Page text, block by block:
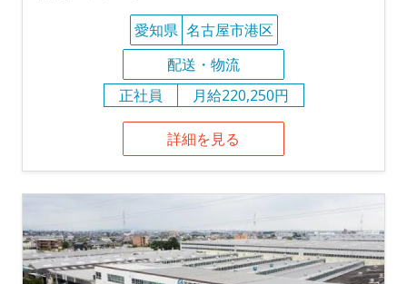
愛知県 名古屋市港区
配送・物流
正社員
月給220,250円
詳細を見る